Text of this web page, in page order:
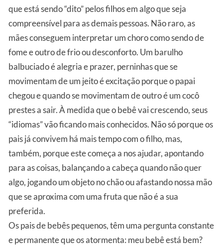
que está sendo “dito” pelos filhos em algo que seja
compreensível para as demais pessoas. Não raro, as
mães conseguem interpretar um choro como sendo de
fome e outro de frio ou desconforto. Um barulho
balbuciado é alegria e prazer, perninhas que se
movimentam de um jeito é excitação porque o papai
chegou e quando se movimentam de outro é um cocô
prestes a sair. À medida que o bebê vai crescendo, seus
“idiomas” vão ficando mais conhecidos. Não só porque os
pais já convivem há mais tempo com o filho, mas,
também, porque este começa a nos ajudar, apontando
para as coisas, balançando a cabeça quando não quer
algo, jogando um objeto no chão ou afastando nossa mão
que se aproxima com uma fruta que não é a sua
preferida.
Os pais de bebês pequenos, têm uma pergunta constante
e permanente que os atormenta: meu bebê está bem?